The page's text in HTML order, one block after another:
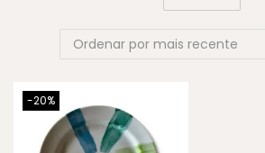
-20%